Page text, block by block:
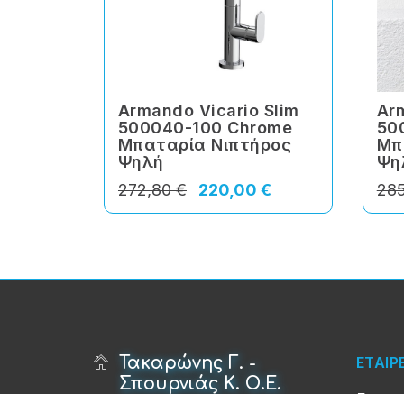
Armando Vicario Slim
500040-100 Chrome
Μπαταρία Νιπτήρος
Ψηλή
220,00 €
272,80 €
Τακαρώνης Γ. -
Σπουρνιάς Κ. Ο.Ε.